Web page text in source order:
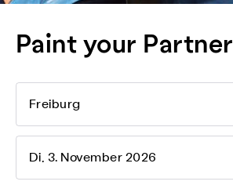
Paint your Partner
Freiburg
Di, 3. November 2026